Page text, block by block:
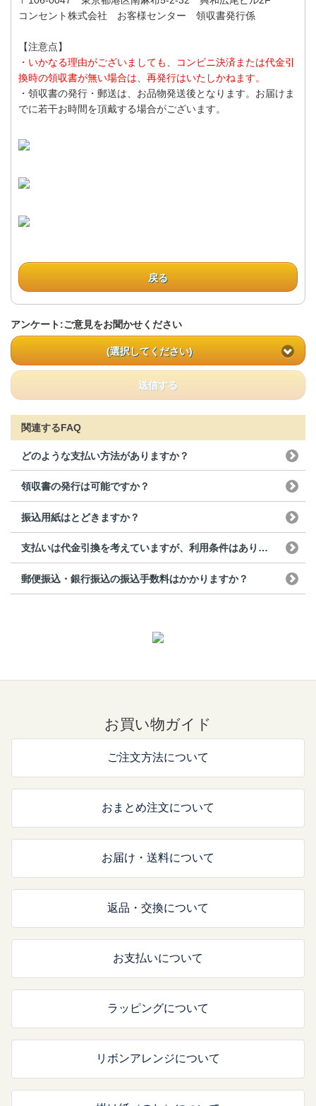
コンセント株式会社 お客様センター 領収書発行係
【注意点】
・いかなる理由がございましても、コンビニ決済または代金引
換時の領収書が無い場合は、再発行はいたしかねます。
・領収書の発行・郵送は、お品物発送後となります。お届けま
でに若干お時間を頂戴する場合がございます。
戻る
アンケート:ご意見をお聞かせください
(選択してください)
送信する
関連するFAQ
どのような支払い方法がありますか？
領収書の発行は可能ですか？
振込用紙はとどきますか？
支払いは代金引換を考えていますが、利用条件はありますか？
郵便振込・銀行振込の振込手数料はかかりますか？
お買い物ガイド
ご注文方法について
おまとめ注文について
お届け・送料について
返品・交換について
お支払いについて
ラッピングについて
リボンアレンジについて